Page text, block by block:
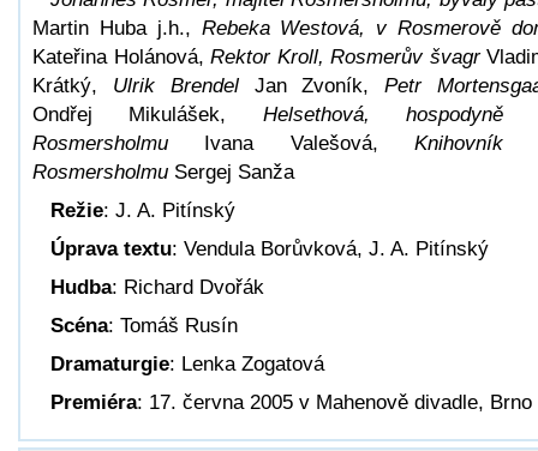
Martin Huba j.h., Rebeka Westová, v Rosmerově
Kateřina Holánová, Rektor Kroll, Rosmerův švagr
Krátký, Ulrik BrendelJan Zvoník,Petr
Ondřej Mikulášek, Helsethová, hospodyně
Rosmersholmu Ivana Valešová, Knihovník
Rosmersholmu Sergej Sanža
Režie: J. A. Pitínský
Úprava textu: Vendula Borůvková, J. A. Pitínský
Hudba: Richard Dvořák
Scéna: Tomáš Rusín
Dramaturgie: Lenka Zogatová
Premiéra: 17. června 2005 v Mahenově divadle, Brno